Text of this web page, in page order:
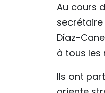
Au cours
Díaz-
à tous les
Ils ont